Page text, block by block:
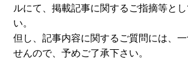
ルにて、掲載記事に関するご指摘等と
い。
但し、記事内容に関するご質問には、
せんので、予めご了承下さい。